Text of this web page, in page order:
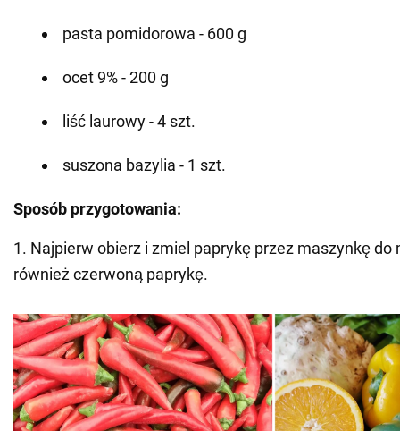
pasta pomidorowa - 600 g
ocet 9% - 200 g
liść laurowy - 4 szt.
suszona bazylia - 1 szt.
Sposób przygotowania:
1. Najpierw obierz i zmiel paprykę przez maszynkę do
również czerwoną paprykę.